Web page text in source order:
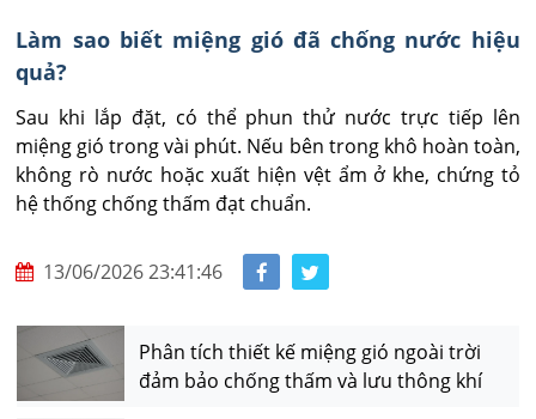
Làm sao biết miệng gió đã chống nước hiệu
quả?
Sau khi lắp đặt, có thể phun thử nước trực tiếp lên
miệng gió trong vài phút. Nếu bên trong khô hoàn toàn,
không rò nước hoặc xuất hiện vệt ẩm ở khe, chứng tỏ
hệ thống chống thấm đạt chuẩn.
13/06/2026 23:41:46
Phân tích thiết kế miệng gió ngoài trời
đảm bảo chống thấm và lưu thông khí